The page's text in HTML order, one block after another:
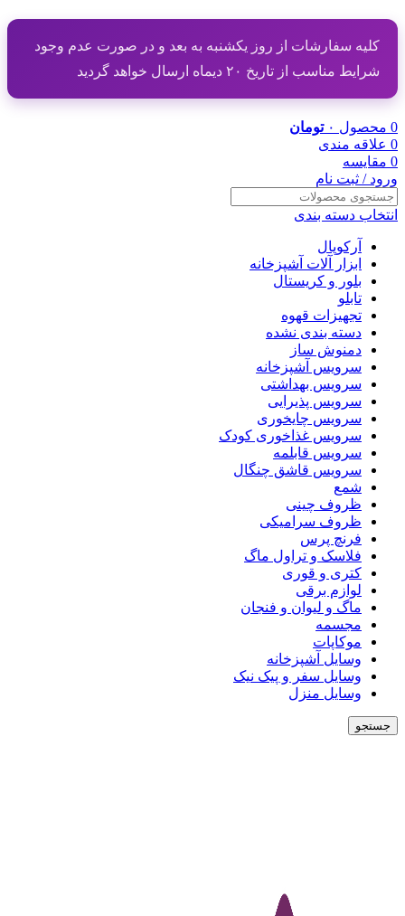
کلیه سفارشات از روز یکشنبه به بعد و در صورت عدم وجود
شرایط مناسب از تاریخ ۲۰ دیماه ارسال خواهد گردید
0 محصول ۰ تومان
0 علاقه مندی
0 مقایسه
ورود / ثبت نام
انتخاب دسته بندی
آرکوپال
ابزار آلات آشپزخانه
بلور و کریستال
تابلو
تجهیزات قهوه
دسته بندی نشده
دمنوش ساز
سرویس آشپزخانه
سرویس بهداشتی
سرویس پذیرایی
سرویس چایخوری
سرویس غذاخوری کودک
سرویس قابلمه
سرویس قاشق چنگال
شمع
ظروف چینی
ظروف سرامیکی
فرنچ پرس
فلاسک و تراول ماگ
کتری و قوری
لوازم برقی
ماگ و لیوان و فنجان
مجسمه
موکاپات
وسایل آشپزخانه
وسایل سفر و پیک نیک
وسایل منزل
جستجو